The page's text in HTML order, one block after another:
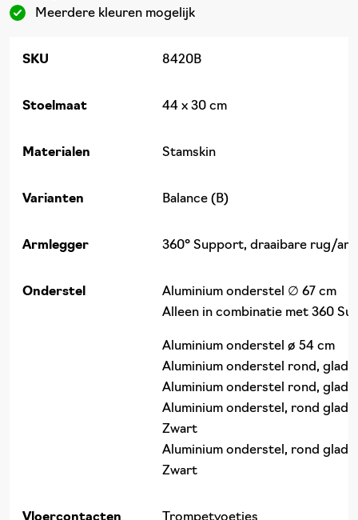
Meerdere kleuren mogelijk
SKU 8420B
Stoelmaat 44 x 30 cm
Materialen Stamskin
Varianten Balance (B)
Armlegger 360° Support, draaibare rug/
Onderstel
Aluminium onderstel ∅ 67 cm
Alleen in combinatie met 360
Aluminium onderstel ø 54 cm
Aluminium onderstel rond, glad
Aluminium onderstel rond, glad
Aluminium onderstel, rond glad
Zwart
Aluminium onderstel, rond glad
Zwart